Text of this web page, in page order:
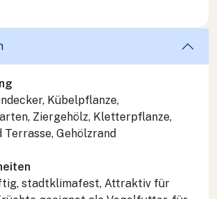
Kübelpflanze,
Ziergehölz, Kletterpflanze,
Terrasse, Gehölzrand
stadtklimafest, Attraktiv für